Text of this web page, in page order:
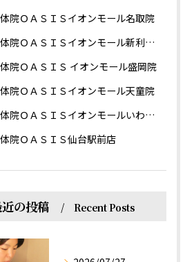
院ＯＡＳＩＳイオンモール名取院
院ＯＡＳＩＳイオンモール新利府南館院
院ＯＡＳＩＳ イオンモール盛岡院
院ＯＡＳＩＳイオンモール天童院
院ＯＡＳＩＳイオンモールいわき小名浜院
院ＯＡＳＩＳ仙台駅前店
の投稿 Recent Posts